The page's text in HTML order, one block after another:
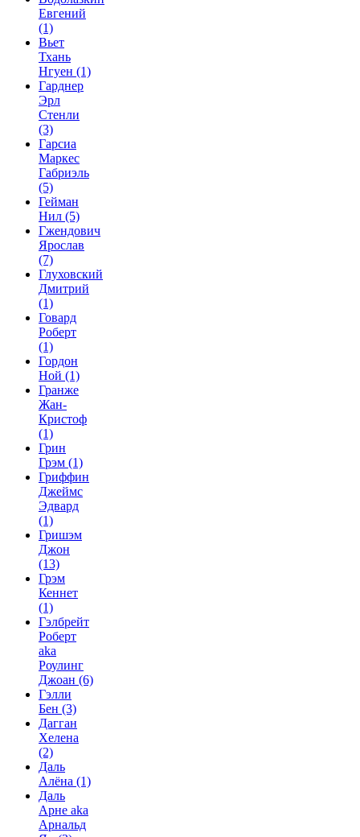
Евгений
(1)
Вьет
Тхань
Нгуен (1)
Гарднер
Эрл
Стенли
(3)
Гарсиа
Маркес
Габриэль
(5)
Гейман
Нил (5)
Гжендович
Ярослав
(7)
Глуховский
Дмитрий
(1)
Говард
Роберт
(1)
Гордон
Ной (1)
Гранже
Жан-
Кристоф
(1)
Грин
Грэм (1)
Гриффин
Джеймс
Эдвард
(1)
Гришэм
Джон
(13)
Грэм
Кеннет
(1)
Гэлбрейт
Роберт
aka
Роулинг
Джоан (6)
Гэлли
Бен (3)
Дагган
Хелена
(2)
Даль
Алёна (1)
Даль
Арне aka
Арнальд